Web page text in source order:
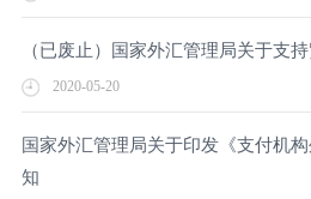
（已废止）国家外汇管理局关于支
2020-05-20
国家外汇管理局关于印发《支付机
知